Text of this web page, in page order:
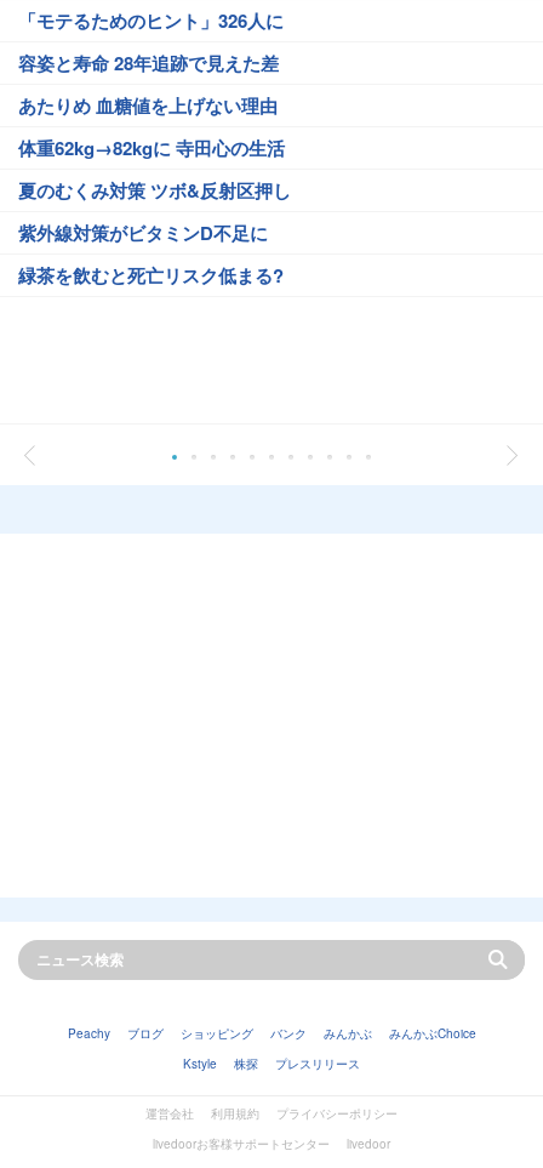
「モテるためのヒント」326人に
容姿と寿命 28年追跡で見えた差
あたりめ 血糖値を上げない理由
体重62kg→82kgに 寺田心の生活
夏のむくみ対策 ツボ&反射区押し
紫外線対策がビタミンD不足に
緑茶を飲むと死亡リスク低まる?
Peachy ブログ ショッピング バンク みんかぶ
みんかぶChoice
Kstyle
株探 プレスリリース
運営会社 利用規約
プライバシーポリシー
livedoorお客様サポートセンター
livedoor